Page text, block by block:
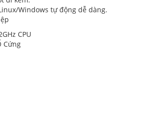
Windows tự động dễ dàng.
CPU
Cứng